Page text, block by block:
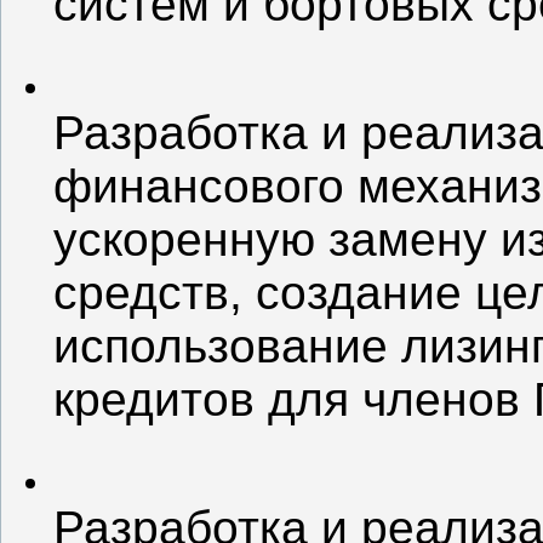
Разработка и
финансового
ускоренную замену
средств, создание
использование
кредитов для
Разработка и